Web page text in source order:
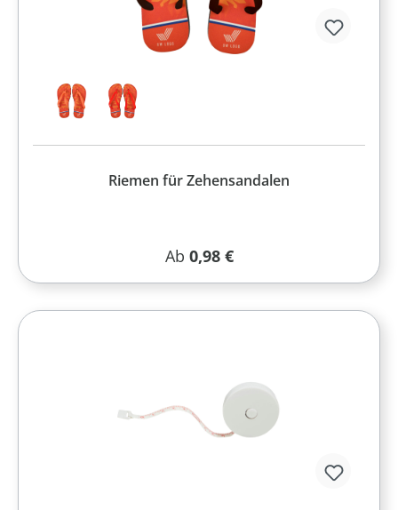
Riemen für Zehensandalen
Regulärer Preis:
Ab 0,98 €